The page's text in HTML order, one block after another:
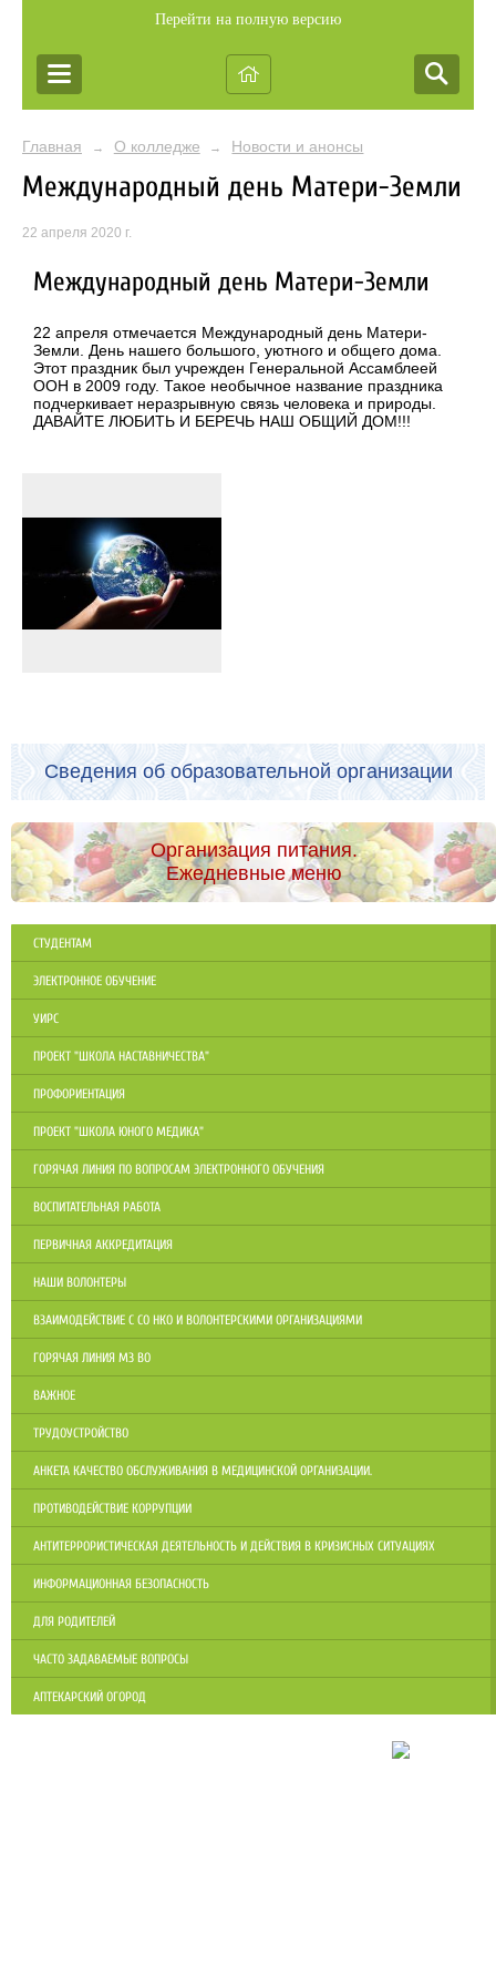
Перейти на полную версию
Главная → О колледже → Новости и анонсы
Международный день Матери-Земли
22 апреля 2020 г.
Международный день Матери-Земли
22 апреля отмечается Международный день Матери-
Земли. День нашего большого, уютного и общего дома.
Этот праздник был учрежден Генеральной Ассамблеей
ООН в 2009 году. Такое необычное название праздника
подчеркивает неразрывную связь человека и природы.
ДАВАЙТЕ ЛЮБИТЬ И БЕРЕЧЬ НАШ ОБЩИЙ ДОМ!!!
Сведения об образовательной организации
Организация питания.
Ежедневные меню
СТУДЕНТАМ
ЭЛЕКТРОННОЕ ОБУЧЕНИЕ
УИРС
ПРОЕКТ "ШКОЛА НАСТАВНИЧЕСТВА"
ПРОФОРИЕНТАЦИЯ
ПРОЕКТ "ШКОЛА ЮНОГО МЕДИКА"
ГОРЯЧАЯ ЛИНИЯ ПО ВОПРОСАМ ЭЛЕКТРОННОГО ОБУЧЕНИЯ
ВОСПИТАТЕЛЬНАЯ РАБОТА
ПЕРВИЧНАЯ АККРЕДИТАЦИЯ
НАШИ ВОЛОНТЕРЫ
ВЗАИМОДЕЙСТВИЕ С СО НКО И ВОЛОНТЕРСКИМИ ОРГАНИЗАЦИЯМИ
ГОРЯЧАЯ ЛИНИЯ МЗ ВО
ВАЖНОЕ
ТРУДОУСТРОЙСТВО
АНКЕТА КАЧЕСТВО ОБСЛУЖИВАНИЯ В МЕДИЦИНСКОЙ ОРГАНИЗАЦИИ.
ПРОТИВОДЕЙСТВИЕ КОРРУПЦИИ
АНТИТЕРРОРИСТИЧЕСКАЯ ДЕЯТЕЛЬНОСТЬ И ДЕЙСТВИЯ В КРИЗИСНЫХ СИТУАЦИЯХ
ИНФОРМАЦИОННАЯ БЕЗОПАСНОСТЬ
ДЛЯ РОДИТЕЛЕЙ
ЧАСТО ЗАДАВАЕМЫЕ ВОПРОСЫ
АПТЕКАРСКИЙ ОГОРОД